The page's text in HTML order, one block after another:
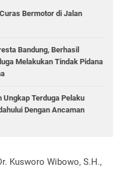
Bermotor di Jalan
Bandung, Berhasil
Melakukan Tindak Pidana
Ungkap Terduga Pelaku
Dengan Ancaman
Kusworo Wibowo, S.H.,